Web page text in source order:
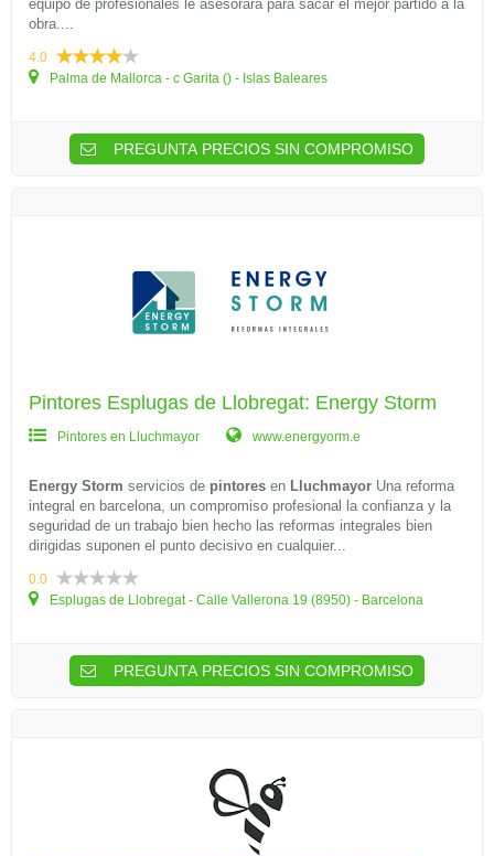
equipo de profesionales le asesorara para sacar el mejor partido a la
obra....
4.0
Palma de Mallorca - c Garita () - Islas Baleares
PREGUNTA PRECIOS SIN COMPROMISO
Pintores Esplugas de Llobregat: Energy Storm
Pintores en Lluchmayor www.energyorm.e
Energy Storm servicios de pintores en Lluchmayor Una reforma
integral en barcelona, un compromiso profesional la confianza y la
seguridad de un trabajo bien hecho las reformas integrales bien
dirigidas suponen el punto decisivo en cualquier...
0.0
Esplugas de Llobregat - Calle Vallerona 19 (8950) - Barcelona
PREGUNTA PRECIOS SIN COMPROMISO